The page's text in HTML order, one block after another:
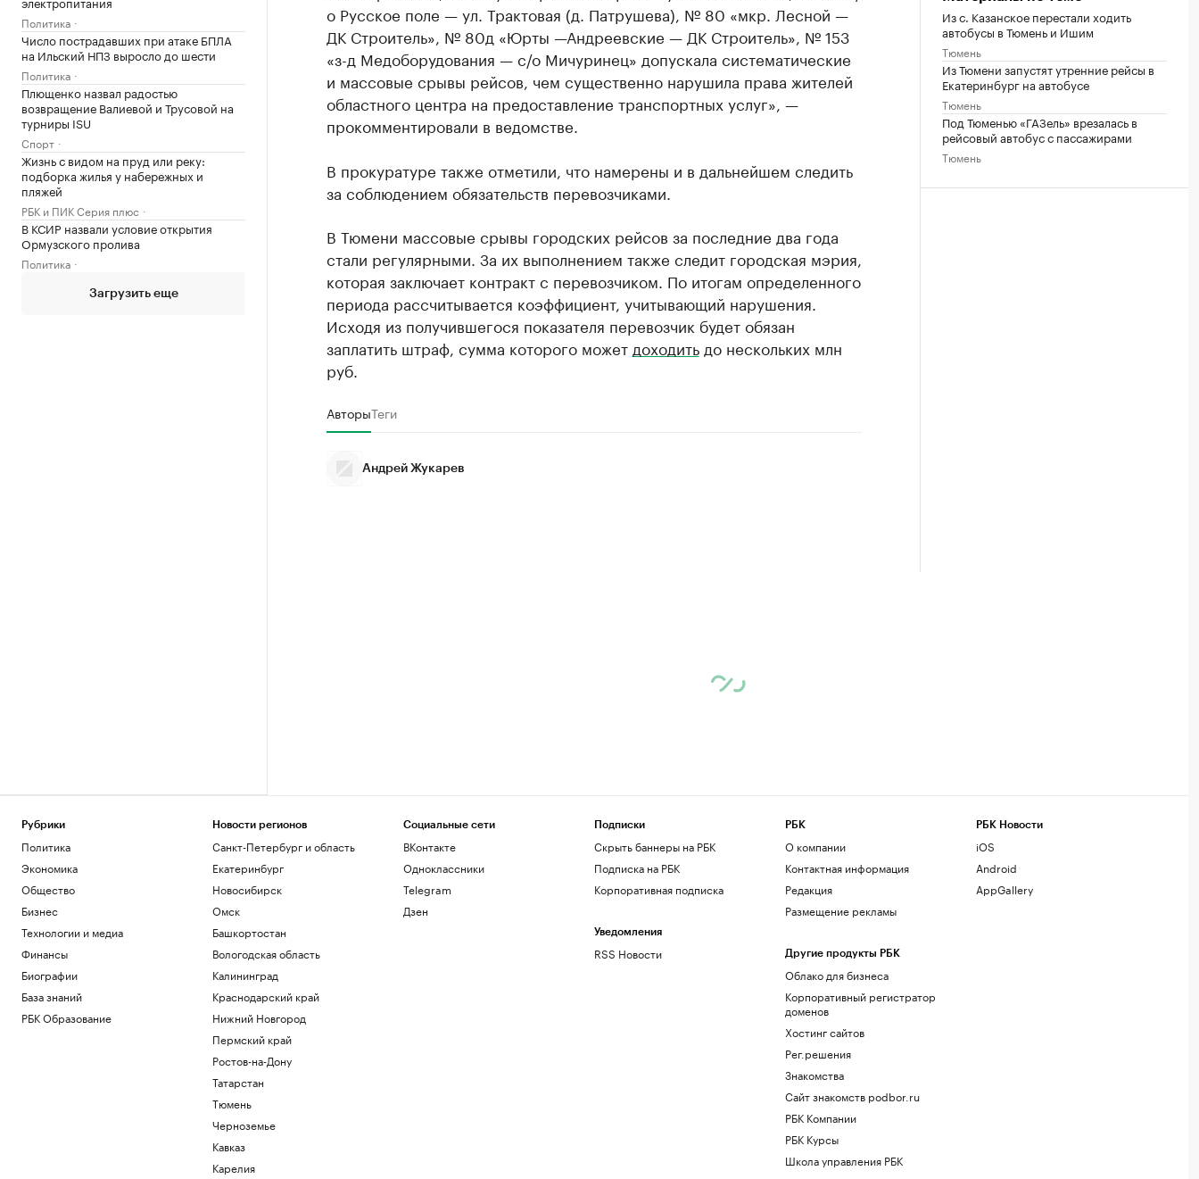
Политика
Число пострадавших при атаке БПЛА
на Ильский НПЗ выросло до шести
Политика
Плющенко назвал радостью
возвращение Валиевой и Трусовой на
турниры ISU
Спорт
Жизнь с видом на пруд или реку:
подборка жилья у набережных и
пляжей
РБК и ПИК Серия плюс
В КСИР назвали условие открытия
Ормузского пролива
Политика
Загрузить еще
о Русское поле — ул. Трактовая (д. Патрушева), № 80 «мкр. Лесной —
ДК Строитель», № 80д «Юрты —Андреевские — ДК Строитель», № 153
«з-д Медоборудования — с/о Мичуринец» допускала систематические
и массовые срывы рейсов, чем существенно нарушила права жителей
областного центра на предоставление транспортных услуг», —
прокомментировали в ведомстве.
В прокуратуре также отметили, что намерены и в дальнейшем следить
за соблюдением обязательств перевозчиками.
В Тюмени массовые срывы городских рейсов за последние два года
стали регулярными. За их выполнением также следит городская мэрия,
которая заключает контракт с перевозчиком. По итогам определенного
периода рассчитывается коэффициент, учитывающий нарушения.
Исходя из получившегося показателя перевозчик будет обязан
заплатить штраф, сумма которого может доходитьдо нескольких млн
руб.
АвторыТеги
Андрей Жукарев
Из с. Казанское перестали ходить
автобусы в Тюмень и Ишим
Тюмень
Из Тюмени запустят утренние рейсы в
Екатеринбург на автобусе
Тюмень
Под Тюменью «ГАЗель» врезалась в
рейсовый автобус с пассажирами
Тюмень
Рубрики
Политика
Экономика
Общество
Бизнес
Технологии и медиа
Финансы
Биографии
База знаний
РБК Образование
Новости регионов
Санкт-Петербург и область
Екатеринбург
Новосибирск
Омск
Башкортостан
Вологодская область
Калининград
Краснодарский край
Нижний Новгород
Пермский край
Ростов-на-Дону
Татарстан
Тюмень
Черноземье
Кавказ
Карелия
Социальные сети
ВКонтакте
Одноклассники
Telegram
Дзен
Подписки
Скрыть баннеры на РБК
Подписка на РБК
Корпоративная подписка
Уведомления
RSS Новости
РБК
О компании
Контактная информация
Редакция
Размещение рекламы
Другие продукты РБК
Облако для бизнеса
Корпоративный регистратор
доменов
Хостинг сайтов
Рег.решения
Знакомства
Сайт знакомств podbor.ru
РБК Компании
РБК Курсы
Школа управления РБК
РБК Новости
iOS
Android
AppGallery